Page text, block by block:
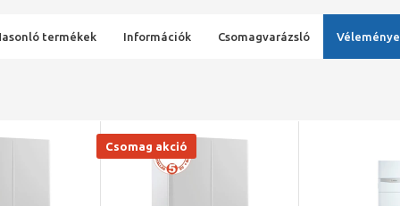
termékek Információk Csomagvarázsló
Csomag akció